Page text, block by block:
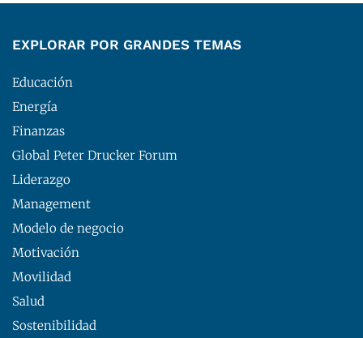
EXPLORAR POR GRANDES TEMAS
Educación
Energía
Finanzas
Global Peter Drucker Forum
Liderazgo
Management
Modelo de negocio
Motivación
Movilidad
Salud
Sostenibilidad